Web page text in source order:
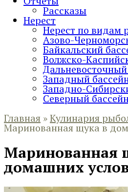
Рассказы
Нерест
Нерест по видам
Азово-
Байкальский
Волжско-
Западный
Западно-
Северный
Главная »Кулинария
Маринованная щука в
Маринованная
домашних